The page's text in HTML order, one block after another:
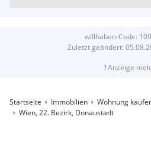
willhaben-Code:
Zuletzt geändert:
!Anzeige
Startseite Immobilien Wohnung
Wien, 22. Bezirk, Donaustadt